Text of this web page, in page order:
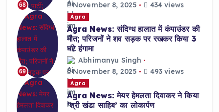
68
November 8, 2025
434 views
69
Agra
Agra News: संदिग्ध हालात में कंपाउंडर की
मौत; परिजनों ने शव सड़क पर रखकर किया 3
घंटे हंगामा
Abhimanyu Singh
November 8, 2025
493 views
Agra
Agra News: मेयर हेमलता दिवाकर ने किया
‘श्री खंडा साहिब’ का लोकार्पण